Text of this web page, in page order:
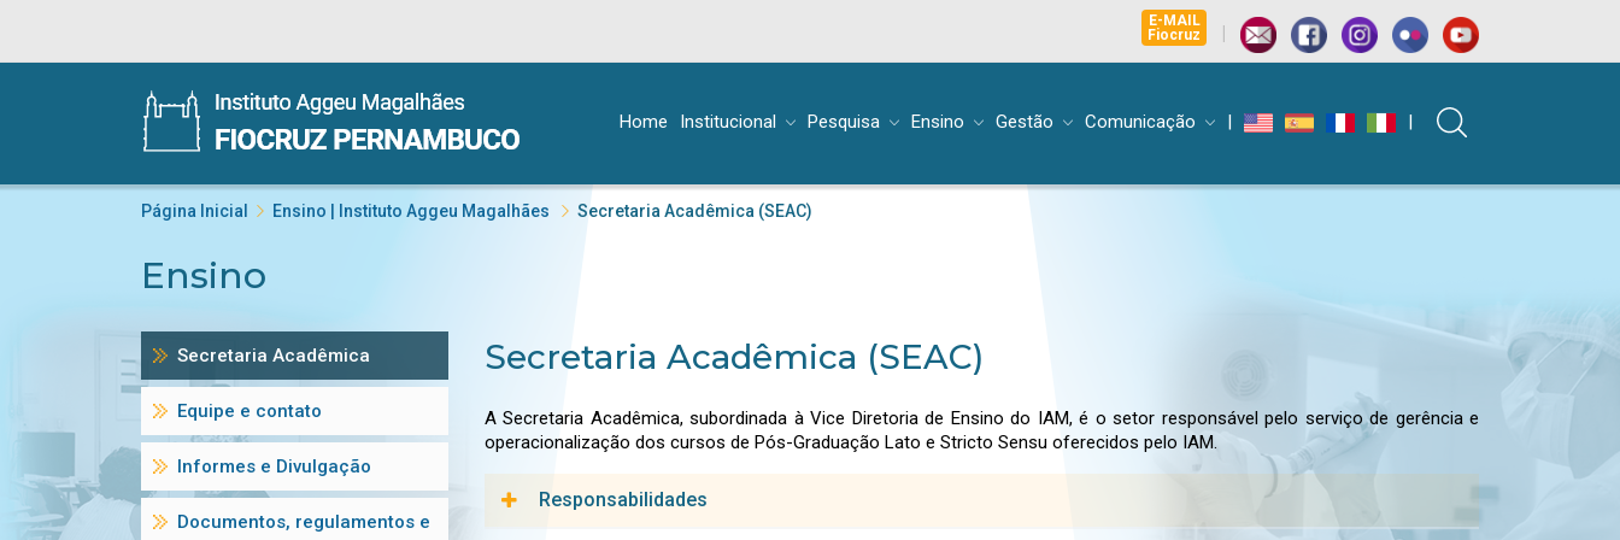
E-MAIL
Fiocruz
|
Home Institucional Pesquisa Ensino Gestão Comunicação | |
Página Inicial Ensino | Instituto Aggeu Magalhães Secretaria Acadêmica (SEAC)
Ensino
Secretaria Acadêmica
Equipe e contato
Informes e Divulgação
Documentos, regulamentos e
Secretaria Acadêmica (SEAC)
A Secretaria Acadêmica, subordinada à Vice Diretoria de Ensino do IAM, é o setor responsável pelo serviço de gerência e
operacionalização dos cursos de Pós-Graduação Lato e Stricto Sensu oferecidos pelo IAM.
Responsabilidades